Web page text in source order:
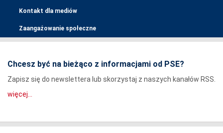
Kontakt dla mediów
Zaangażowanie społeczne
Chcesz być na bieżąco z informacjami od PSE?
Zapisz się do newslettera lub skorzystaj z naszych kanałów RSS.
więcej...